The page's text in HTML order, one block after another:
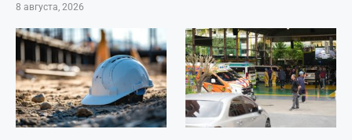
8 августа, 2026